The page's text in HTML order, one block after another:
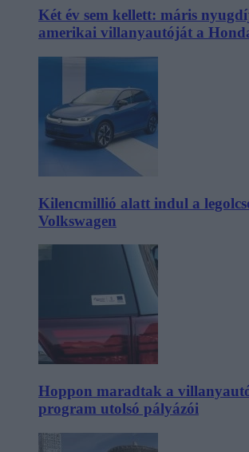
Két év sem kellett: máris
amerikai villanyautóját a
Kilencmillió alatt indul a
Volkswagen
Hoppon maradtak a
program utolsó pályázói